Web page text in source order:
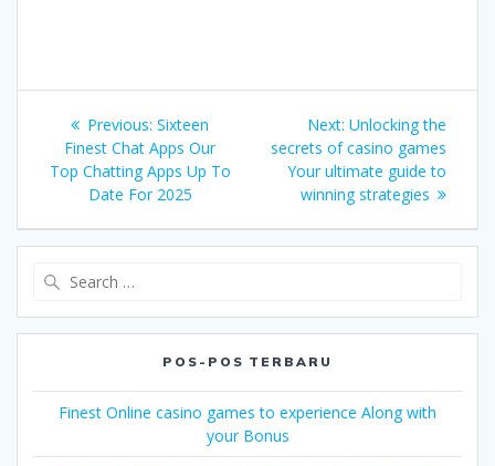
Navigasi
pos
Previous: Previous
post:
Sixteen
Finest Chat Apps Our
Top Chatting Apps Up To
Date For 2025
Next: Next
post:
Unlocking the
secrets of casino games
Your ultimate guide to
winning strategies
POS-POS TERBARU
Finest Online casino games to experience Along with
your Bonus